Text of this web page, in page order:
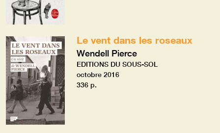
Le vent dans les roseaux
Wendell Pierce
EDITIONS DU SOUS-SOL
octobre 2016
336 p.